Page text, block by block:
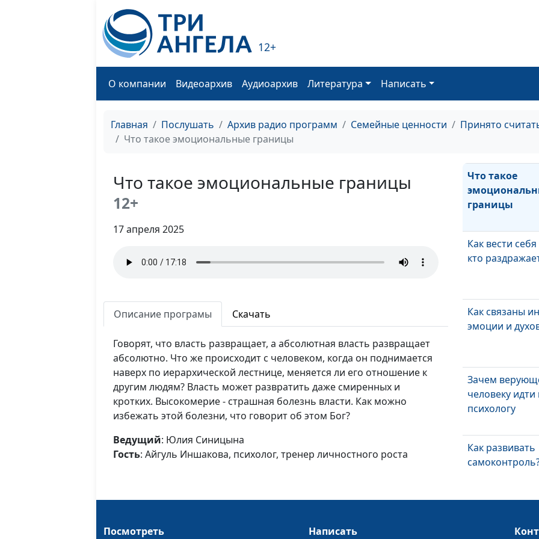
12+
О компании Видеоархив Аудиоархив Литература Написать
Главная Послушать Архив радио программ Семейные ценности
Принято
Что такое эмоциональные границы
Что такое эмоциональные границы
12+
17 апреля 2025
Описание програмы Скачать
Говорят, что власть развращает, а абсолютная власть развращает
абсолютно. Что же происходит с человеком, когда он поднимается
наверх по иерархической лестнице, меняется ли его отношение к
другим людям? Власть может развратить даже смиренных и
кротких. Высокомерие - страшная болезнь власти. Как можно
избежать этой болезни, что говорит об этом Бог?
Ведущий: Юлия Синицына
Гость: Айгуль Иншакова, психолог, тренер личностного роста
отношения с
высокая
Что такое
границы
Как вести
кто
Как связаны
эмоции и
Зачем
человеку идти
психологу
Как развивать
Посмотреть Написать